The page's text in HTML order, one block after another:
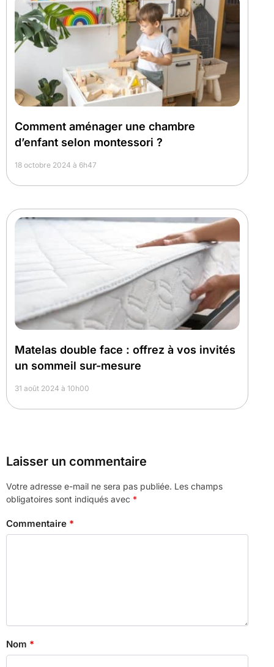
Comment aménager une chambre
d’enfant selon montessori ?
18 octobre 2024 à 6h47
Matelas double face : offrez à vos invités
un sommeil sur-mesure
31 août 2024 à 10h00
Laisser un commentaire
Votre adresse e-mail ne sera pas publiée. Les champs
obligatoires sont indiqués avec *
Commentaire *
Nom *